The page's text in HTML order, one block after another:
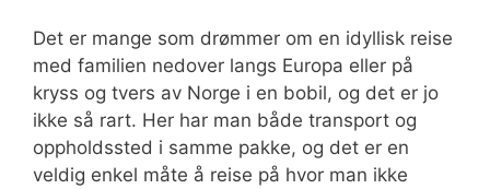
Det er mange som drømmer om en idyllisk reise
med familien nedover langs Europa eller på
kryss og tvers av Norge i en bobil, og det er jo
ikke så rart. Her har man både transport og
oppholdssted i samme pakke, og det er en
veldig enkel måte å reise på hvor man ikke